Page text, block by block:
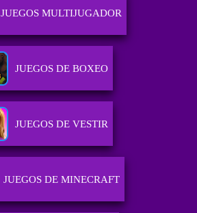
JUEGOS MULTIJUGADOR
JUEGOS DE BOXEO
JUEGOS DE VESTIR
JUEGOS DE MINECRAFT